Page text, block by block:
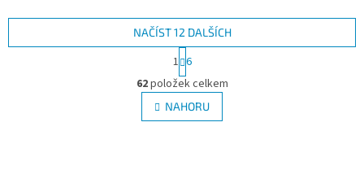
O
v
l
á
NAČÍST 12 DALŠÍCH
t
r
á
n
k
1 6
62položek celkem
NAHORU